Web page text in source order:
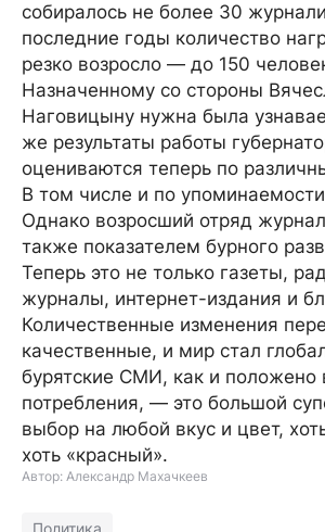
собиралось не более 30
последние годы количество
резко возросло — до 150
Назначенному со стороны
Наговицыну нужна была
же результаты работы
оцениваются теперь по
В том числе и по
Однако возросший отряд
также показателем бурного
Теперь это не только газеты,
журналы, интернет-издания и
Количественные изменения
качественные, и мир стал
бурятские СМИ, как и положено
потребления, — это большой
выбор на любой вкус и цвет,
хоть «красный».
Автор: Александр Махачкеев
Политика